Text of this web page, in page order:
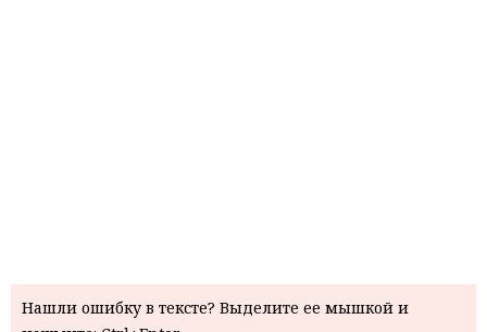
Нашли ошибку в тексте? Выделите ее мышкой и